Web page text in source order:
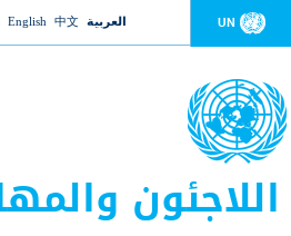
to navigation UN العربية 中文
English
اللاجئون